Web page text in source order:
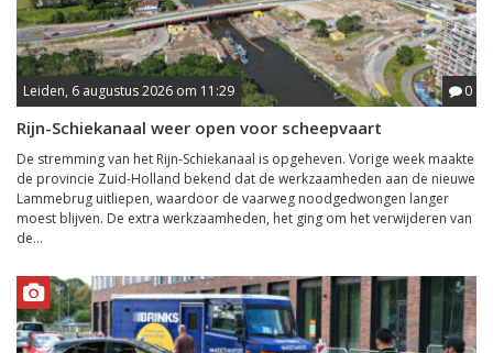
Leiden, 6 augustus 2026 om 11:29 0
Rijn-Schiekanaal weer open voor scheepvaart
De stremming van het Rijn-Schiekanaal is opgeheven. Vorige week maakte
de provincie Zuid-Holland bekend dat de werkzaamheden aan de nieuwe
Lammebrug uitliepen, waardoor de vaarweg noodgedwongen langer
moest blijven. De extra werkzaamheden, het ging om het verwijderen van
de...